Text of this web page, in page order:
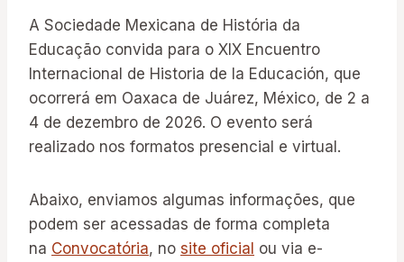
A Sociedade Mexicana de História da
Educação convida para o XIX Encuentro
Internacional de Historia de la Educación, que
ocorrerá em Oaxaca de Juárez, México, de 2 a
4 de dezembro de 2026. O evento será
realizado nos formatos presencial e virtual.
Abaixo, enviamos algumas informações, que
podem ser acessadas de forma completa
na Convocatória, no site oficial ou via e-